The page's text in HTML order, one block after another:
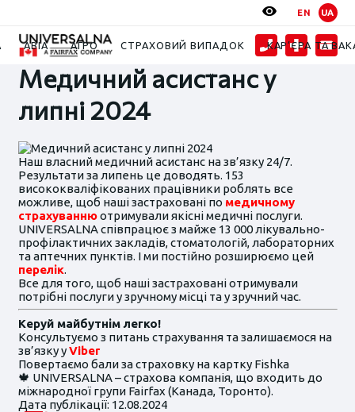
EN UA
АВІА АГРО СТРАХОВИЙ ВИПАДОК КАР’ЄРА ТА
Медичний асистанс у липні 2024
Медичний асистанс у
липні 2024
Наш власний медичний асистанс на зв’язку 24/7.
Результати за липень це доводять. 153
висококваліфікованих працівники роблять все
можливе, щоб наші застраховані по медичному
страхуваннюотримували якісні медичні послуги.
UNIVERSALNA співпрацює з майже 13 000 лікувально-
профілактичних закладів, стоматологій, лабораторних
та аптечних пунктів. І ми постійно розширюємо цей
перелік.
Все для того, щоб наші застраховані отримували
потрібні послуги у зручному місці та у зручний час.
Керуй майбутнім легко!
Консультуємо з питань страхування та залишаємося на
зв’язку уViber
Повертаємо бали за страховку на картку Fishka
🍁 UNIVERSALNA – страхова компанія, що входить до
міжнародної групи Fairfax (Канада, Торонто).
Дата публікації: 12.08.2024